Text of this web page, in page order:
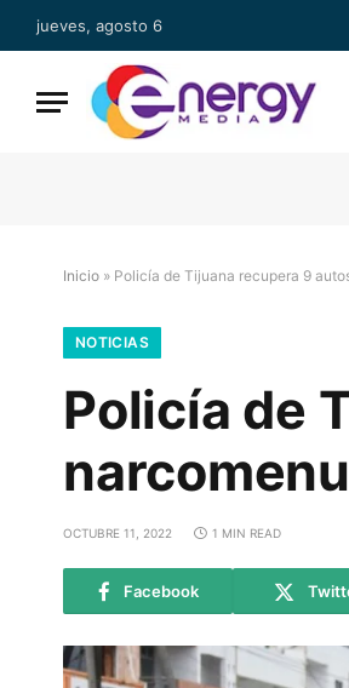
jueves, agosto 6
Inicio » Policía de Tijuana recupera 9
NOTICIAS
Policía de
OCTUBRE 11, 2022 1 MIN READ
Facebook